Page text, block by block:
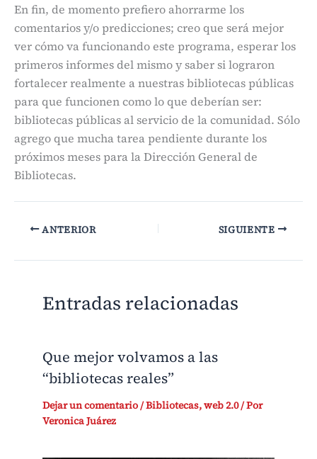
En fin, de momento prefiero ahorrarme los
comentarios y/o predicciones; creo que será mejor
ver cómo va funcionando este programa, esperar los
primeros informes del mismo y saber si lograron
fortalecer realmente a nuestras bibliotecas públicas
para que funcionen como lo que deberían ser:
bibliotecas públicas al servicio de la comunidad. Sólo
agrego que mucha tarea pendiente durante los
próximos meses para la Dirección General de
Bibliotecas.
ANTERIOR SIGUIENTE
Entradas relacionadas
Que mejor volvamos a las
“bibliotecas reales”
Dejar un comentario/Bibliotecas,web 2.0/ Por
Veronica Juárez